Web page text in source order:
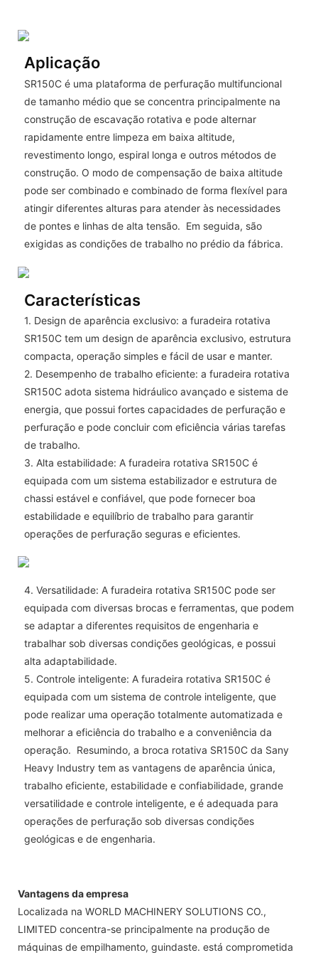
Aplicação
SR150C é uma plataforma de perfuração multifuncional
de tamanho médio que se concentra principalmente na
construção de escavação rotativa e pode alternar
rapidamente entre limpeza em baixa altitude,
revestimento longo, espiral longa e outros métodos de
construção. O modo de compensação de baixa altitude
pode ser combinado e combinado de forma flexível para
atingir diferentes alturas para atender às necessidades
de pontes e linhas de alta tensão. Em seguida, são
exigidas as condições de trabalho no prédio da fábrica.
Características
1. Design de aparência exclusivo: a furadeira rotativa
SR150C tem um design de aparência exclusivo, estrutura
compacta, operação simples e fácil de usar e manter.
2. Desempenho de trabalho eficiente: a furadeira rotativa
SR150C adota sistema hidráulico avançado e sistema de
energia, que possui fortes capacidades de perfuração e
perfuração e pode concluir com eficiência várias tarefas
de trabalho.
3. Alta estabilidade: A furadeira rotativa SR150C é
equipada com um sistema estabilizador e estrutura de
chassi estável e confiável, que pode fornecer boa
estabilidade e equilíbrio de trabalho para garantir
operações de perfuração seguras e eficientes.
4. Versatilidade: A furadeira rotativa SR150C pode ser
equipada com diversas brocas e ferramentas, que podem
se adaptar a diferentes requisitos de engenharia e
trabalhar sob diversas condições geológicas, e possui
alta adaptabilidade.
5. Controle inteligente: A furadeira rotativa SR150C é
equipada com um sistema de controle inteligente, que
pode realizar uma operação totalmente automatizada e
melhorar a eficiência do trabalho e a conveniência da
operação. Resumindo, a broca rotativa SR150C da Sany
Heavy Industry tem as vantagens de aparência única,
trabalho eficiente, estabilidade e confiabilidade, grande
versatilidade e controle inteligente, e é adequada para
operações de perfuração sob diversas condições
geológicas e de engenharia.
Vantagens da empresa
Localizada na WORLD MACHINERY SOLUTIONS CO.,
LIMITED concentra-se principalmente na produção de
máquinas de empilhamento, guindaste. está comprometida